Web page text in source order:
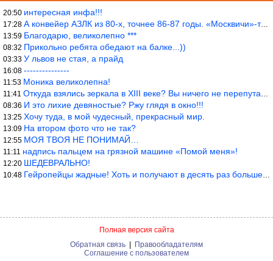
20:50 интересная инфа!!!
17:28 А конвейер АЗЛК из 80-х, точнее 86-87 годы. «Москвичи»-то из пер
13:59 Благодарю, великолепно ***
08:32 Прикольно ребята обедают на балке...))
03:33 У львов не стая, а прайд
16:08 ---------------
11:53 Моника великолепна!
11:41 Откуда взялись зеркала в XIII веке? Вы ничего не перепутали?
08:36 И это лихие девяностые? Ржу глядя в окно!!!
13:25 Хочу туда, в мой чудесный, прекрасный мир.
13:09 На втором фото что не так?
12:55 МОЯ ТВОЯ НЕ ПОНИМАЙ…
11:11 надпись пальцем на грязной машине «Помой меня»!
12:20 ШЕДЕВРАЛЬНО!
10:48 Гейропейцы жадные! Хоть и получают в десять раз больше жителей б
Полная версия сайта
Обратная связь
Правообладателям
Соглашение с пользователем